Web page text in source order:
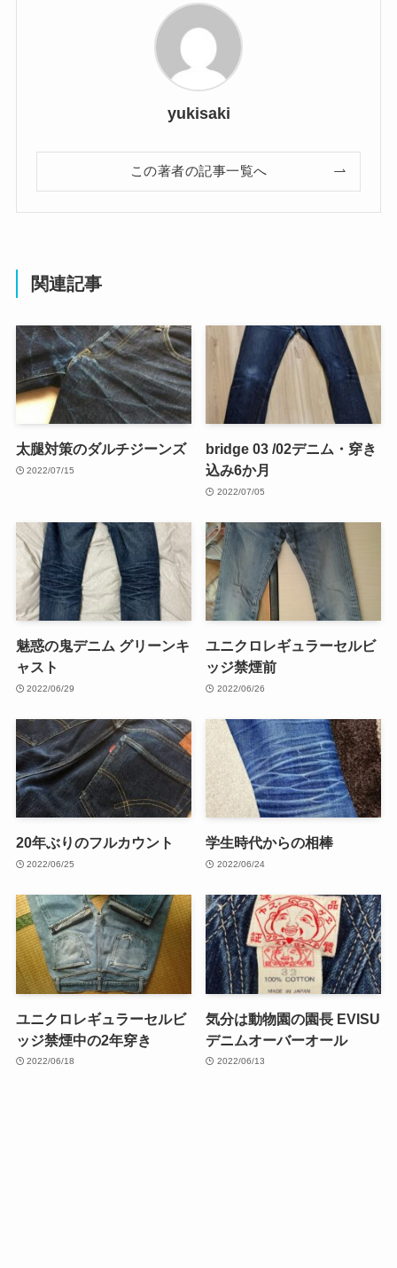
yukisaki
この著者の記事一覧へ
関連記事
太腿対策のダルチジーンズ
2022/07/15
bridge 03 /02デニム・穿き
込み6か月
2022/07/05
魅惑の鬼デニム グリーンキ
ャスト
2022/06/29
ユニクロレギュラーセルビ
ッジ禁煙前
2022/06/26
20年ぶりのフルカウント
2022/06/25
学生時代からの相棒
2022/06/24
ユニクロレギュラーセルビ
ッジ禁煙中の2年穿き
2022/06/18
気分は動物園の園長 EVISU
デニムオーバーオール
2022/06/13